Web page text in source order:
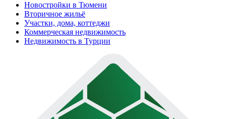
Новостройки в Тюмени
Вторичное жильё
Участки, дома, коттеджи
Коммерческая недвижимость
Недвижимость в Турции